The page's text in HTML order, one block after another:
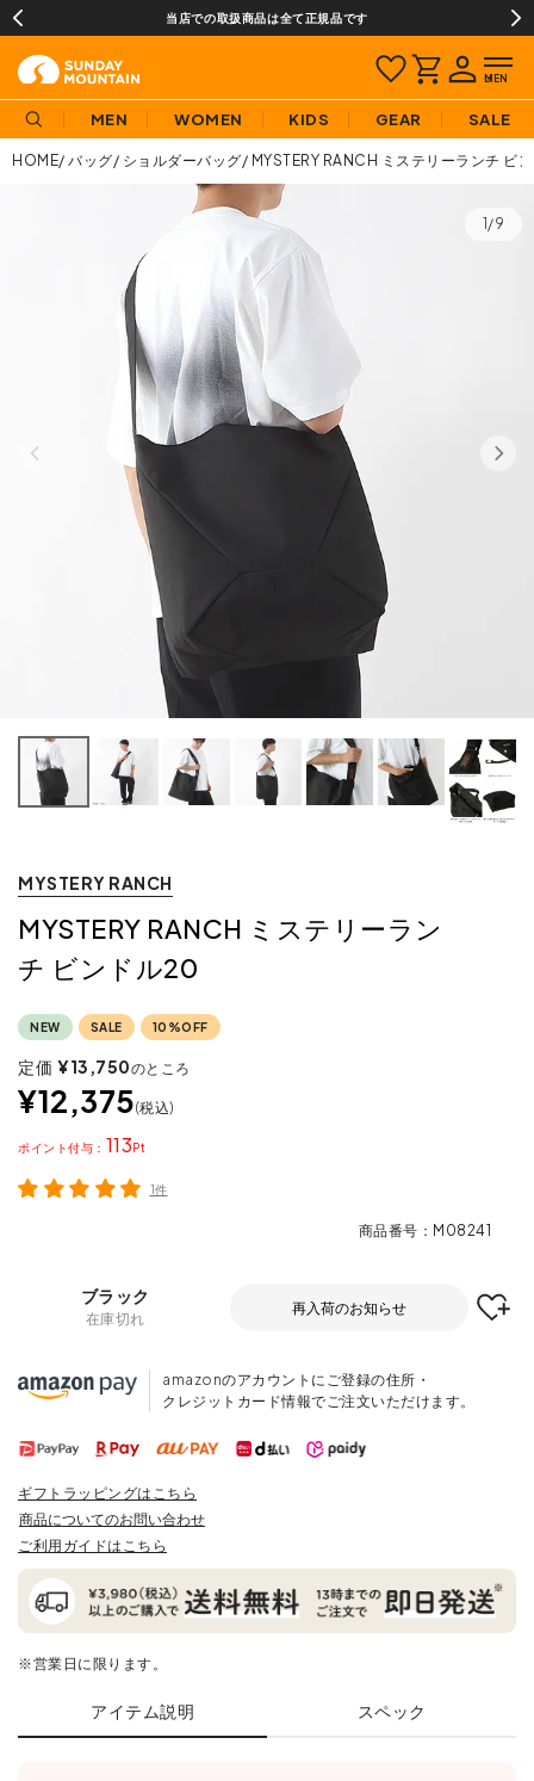
当店での取扱商品は全て正規品です
MEN WOMEN KIDS GEAR SALE
HOME バッグ ショルダーバッグ MYSTERY RANCH ミステリーランチ ビ
1/9
MYSTERY RANCH
MYSTERY RANCH ミステリーラン
チ ビンドル20
NEW SALE 10%OFF
定価 ¥13,750のところ
¥12,375 税込
113
ポイント
1件
商品番号 M08241
ブラック
在庫切れ
再入荷のお知らせ
amazonのアカウントにご登録の住所・
クレジットカード情報でご注文いただけます。
ギフトラッピングはこちら
商品についてのお問い合わせ
ご利用ガイドはこちら
※営業日に限ります。
アイテム説明 スペック